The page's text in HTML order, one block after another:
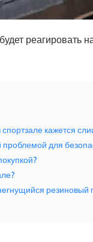
реагировать
кажется
для
резиновый